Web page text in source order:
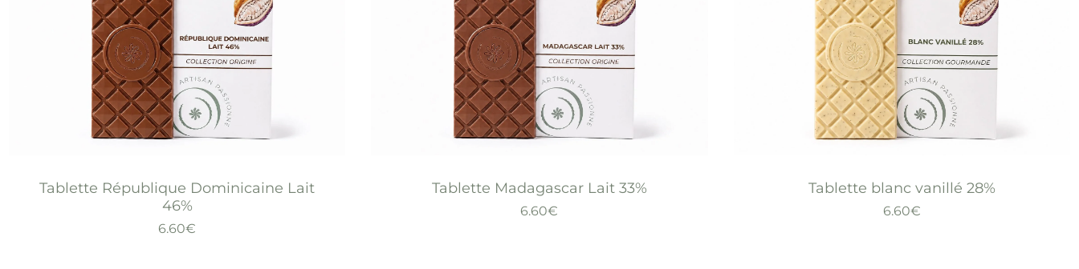
Tablette République Dominicaine Lait
46%
6.60€
Tablette Madagascar Lait 33%
6.60€
Tablette blanc vanillé 28%
6.60€